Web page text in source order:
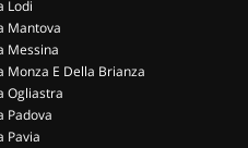
Lodi
Mantova
Messina
Monza E Della Brianza
Ogliastra
Padova
Pavia